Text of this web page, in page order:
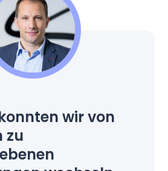
wir von
zu